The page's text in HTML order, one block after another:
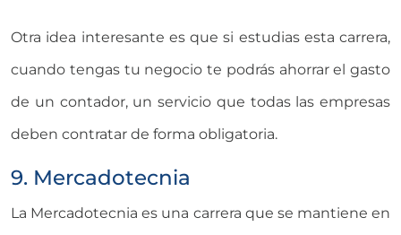
Otra idea interesante es que si estudias esta carrera,
cuando tengas tu negocio te podrás ahorrar el gasto
de un contador, un servicio que todas las empresas
deben contratar de forma obligatoria.
9. Mercadotecnia
La Mercadotecnia es una carrera que se mantiene en